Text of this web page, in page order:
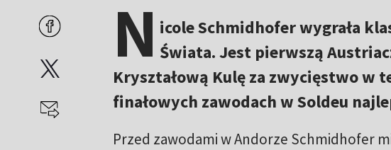
N icole Schmidhofer wygrała
Świata. Jest pierwszą
Kryształową Kulę za zwycięstwo
finałowych zawodach w Soldeu
Przed zawodami w Andorze Schmidhofer